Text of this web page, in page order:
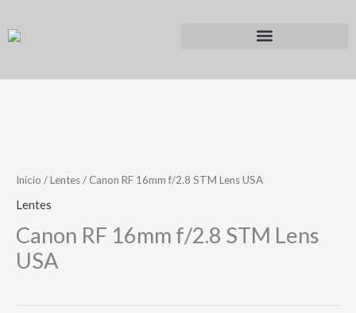
Inicio /Lentes/ Canon RF 16mm f/2.8 STM Lens USA
Lentes
Canon RF 16mm f/2.8 STM Lens
USA